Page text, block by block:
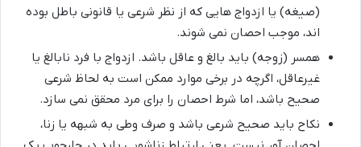
(صیغه) یا ازدواج هایی که از نظر شرعی یا قانونی باطل بوده
اند، موجب احصان نمی شوند.
همسر (زوجه) باید بالغ و عاقل باشد. ازدواج با فرد نابالغ یا
غیرعاقل، اگرچه در برخی موارد ممکن است به لحاظ شرعی
صحیح باشد، اما شرط احصان را برای مرد محقق نمی سازد.
نکاح باید صحیح شرعی باشد و صرف وطی به شبهه یا زنا،